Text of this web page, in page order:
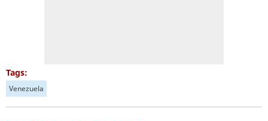
Tags:
Venezuela